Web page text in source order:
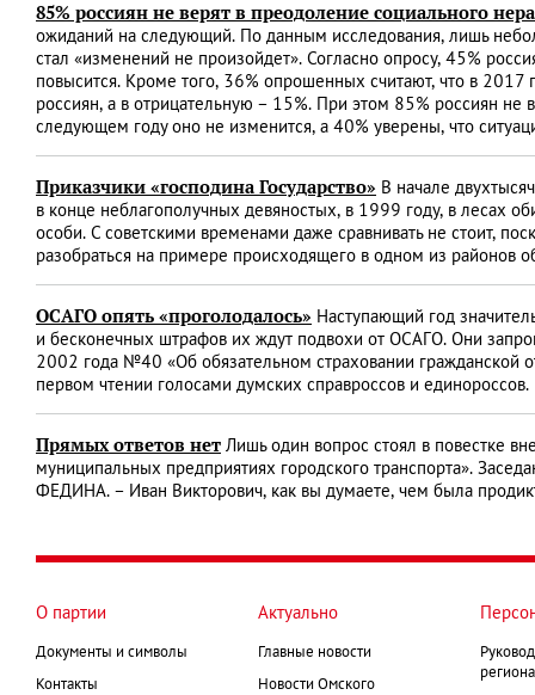
85% россиян не верят в преодоление социального
ожиданий на следующий. По данным исследования, лишь
стал «изменений не произойдет». Согласно опросу, 45%
повысится. Кроме того, 36% опрошенных считают, что в 2017
россиян, а в отрицательную – 15%. При этом 85% россиян не
следующем году оно не изменится, а 40% уверены, что
Приказчики «господина Государство» В начале
в конце неблагополучных девяностых, в 1999 году, в лесах
особи. С советскими временами даже сравнивать не стоит,
разобраться на примере происходящего в одном из районов
ОСАГО опять «проголодалось» Наступающий год
и бесконечных штрафов их ждут подвохи от ОСАГО. Они
2002 года №40 «Об обязательном страховании гражданской
первом чтении голосами думских справроссов и единороссов.
Прямых ответов нет Лишь один вопрос стоял в повестке
муниципальных предприятиях городского транспорта».
ФЕДИНА. – Иван Викторович, как вы думаете, чем была
О партии
Документы и символы
Контакты
Актуально
Главные новости
Новости Омского